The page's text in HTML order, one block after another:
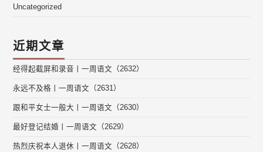
Uncategorized
近期文章
经得起截屏和录音丨一周语文（2632）
永远不及格丨一周语文（2631）
跟和平女士一般大丨一周语文（2630）
最好登记结婚丨一周语文（2629）
热烈庆祝本人退休丨一周语文（2628）